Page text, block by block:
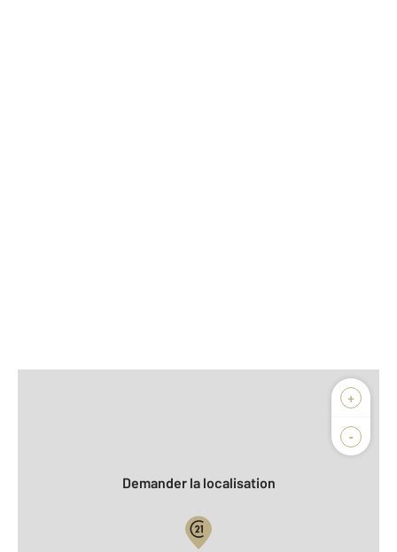
+
-
Biens vendus
Demander la localisation